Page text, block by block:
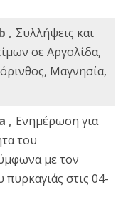
, Συλλήψεις και
σε Αργολίδα,
Μαγνησία,
, Ενημέρωση για
του
με τον
στις 04-